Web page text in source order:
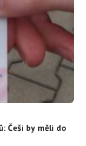
Češi by měli do